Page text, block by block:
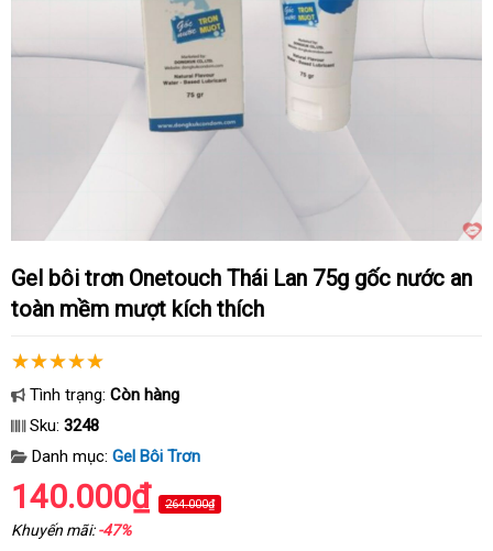
Gel bôi trơn Onetouch Thái Lan 75g gốc nước an
toàn mềm mượt kích thích
Tình trạng: Còn hàng
Sku: 3248
Danh mục: Gel Bôi Trơn
140.000₫ 264.000₫
Khuyến mãi:-47%